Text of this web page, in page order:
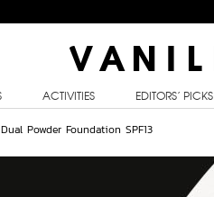
ACTIVITIES EDITORS’ PICKS
Powder Foundation SPF13